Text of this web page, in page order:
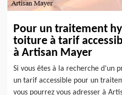
Pour un traitement
toiture à tarif
à Artisan Mayer
Si vous êtes à la recherche d’un
un tarif accessible pour un
vous pourrez vous adresser à